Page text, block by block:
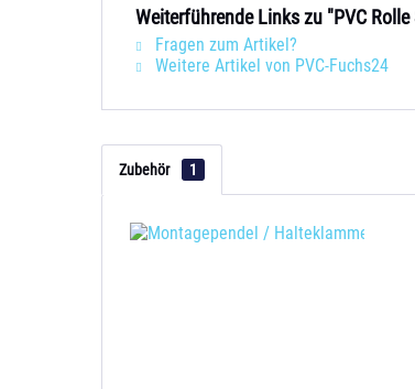
Weiterführende Links zu "PVC
Fragen zum Artikel?
Weitere Artikel von PVC-Fuchs24
Zubehör 1